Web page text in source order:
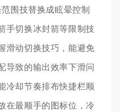
围技替换成眩晕控制
手切换冰封箭等限制技
滑动切换技巧，能避免
导致的输出效率下滑问
冷却节奏排布快捷栏顺
在最顺手的图标位，冷